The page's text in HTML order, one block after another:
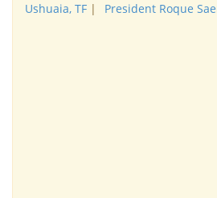
Ushuaia, TF | President Roque